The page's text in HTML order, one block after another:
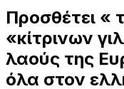
Προσθέτει «
«κίτρινων
λαούς της
όλα στον